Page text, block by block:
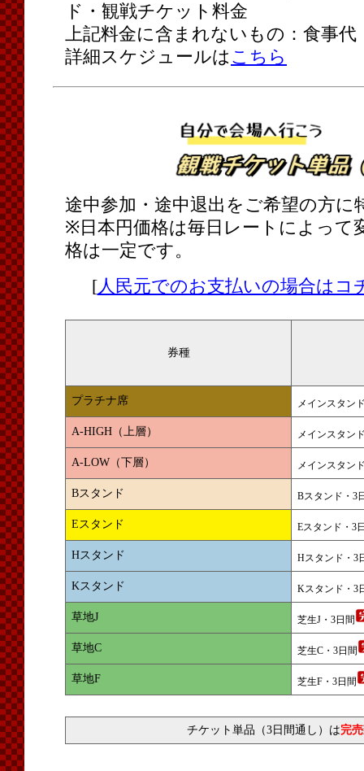
ド・観戦チケット料金
上記料金に含まれないもの：食事代
詳細スケジュールは こちら
途中参加・途中退出をご希望の方に
※日本円価格は毎日レートによって
格は一定です。
[人民元でのお支払いの場合はコ
券種
プラチナ席 メインスタン
A-HIGH（上層） メインスタン
A-LOW（下層） メインスタン
Bスタンド Bスタンド・3
Eスタンド Eスタンド・3
Hスタンド Hスタンド・3
Kスタンド Kスタンド・3
草地J 芝生J・3日間
草地C 芝生C・3日間
草地F 芝生F・3日間
チケット単品（3日間通し）は完売